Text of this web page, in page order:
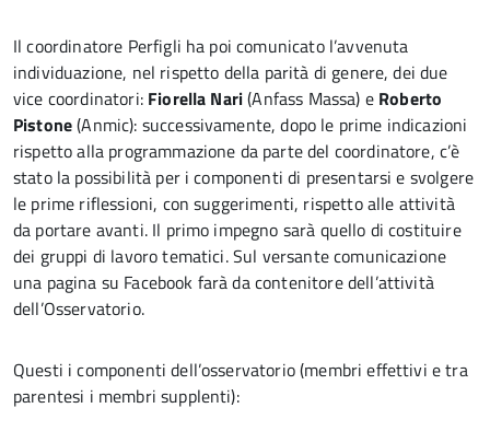
Il coordinatore Perfigli ha poi comunicato l’avvenuta
individuazione, nel rispetto della parità di genere, dei due
vice coordinatori: Fiorella Nari(Anfass Massa) e Roberto
Pistone(Anmic): successivamente, dopo le prime indicazioni
rispetto alla programmazione da parte del coordinatore, c’è
stato la possibilità per i componenti di presentarsi e svolgere
le prime riflessioni, con suggerimenti, rispetto alle attività
da portare avanti. Il primo impegno sarà quello di costituire
dei gruppi di lavoro tematici. Sul versante comunicazione
una pagina su Facebook farà da contenitore dell’attività
dell’Osservatorio.
Questi i componenti dell’osservatorio (membri effettivi e tra
parentesi i membri supplenti):